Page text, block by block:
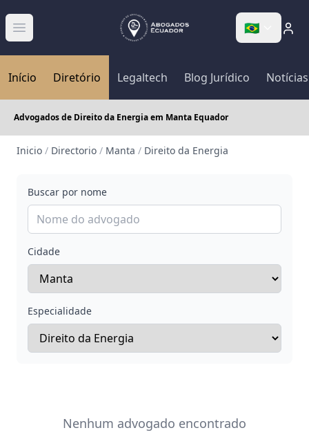
Abrir menú 🇧🇷
Início Diretório Legaltech Blog Jurídico Notícias
Advogados de Direito da Energia em Manta Equador
Inicio / Directorio / Manta / Direito da Energia
Buscar por nome
Cidade
Especialidade
Nenhum advogado encontrado